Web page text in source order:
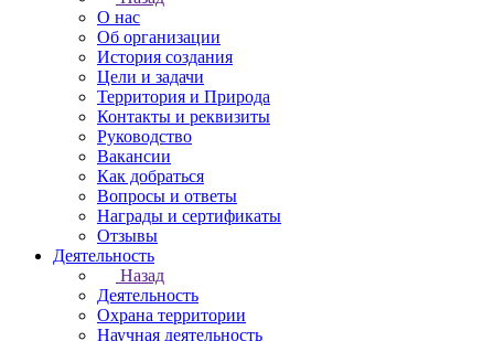
О нас
Об организации
История создания
Цели и задачи
Территория и Природа
Контакты и реквизиты
Руководство
Вакансии
Как добраться
Вопросы и ответы
Награды и сертификаты
Отзывы
Деятельность
Назад
Деятельность
Охрана территории
Научная деятельность